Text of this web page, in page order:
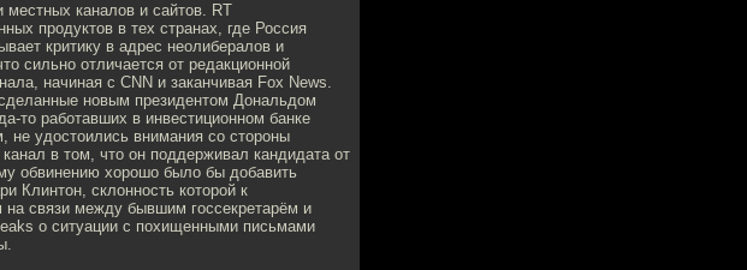
местных каналов и сайтов. RT
продуктов в тех странах, где Россия
критику в адрес неолибералов и
сильно отличается от редакционной
начиная с CNN и заканчивая Fox News.
новым президентом Дональдом
то работавших в инвестиционном банке
не удостоились внимания со стороны
в том, что он поддерживал кандидата от
обвинению хорошо было бы добавить
Клинтон, склонность которой к
связи между бывшим госсекретарём и
о ситуации с похищенными письмами